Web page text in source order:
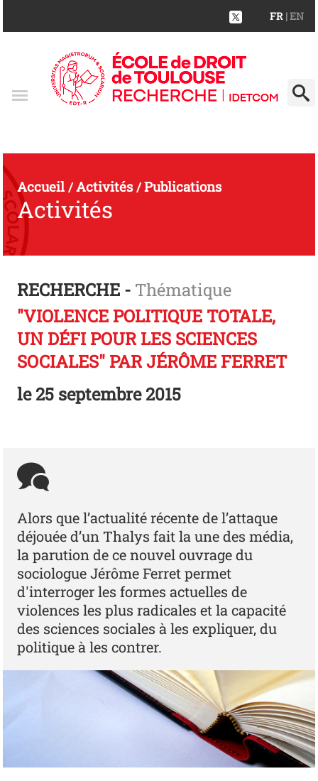
FR | EN
Accueil/Activités/Publications
Activités
RECHERCHE - Thématique
"VIOLENCE POLITIQUE TOTALE,
UN DÉFI POUR LES SCIENCES
SOCIALES" PAR JÉRÔME FERRET
le25 septembre 2015
Alors que l’actualité récente de l’attaque
déjouée d’un Thalys fait la une des média,
la parution de ce nouvel ouvrage du
sociologue Jérôme Ferret permet
d'interroger les formes actuelles de
violences les plus radicales et la capacité
des sciences sociales à les expliquer, du
politique à les contrer.